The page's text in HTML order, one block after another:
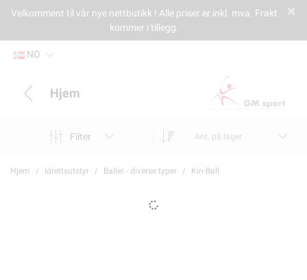
Velkomment til vår nye nettbutikk ! Alle priser er inkl. mva. Frakt
kommer i tillegg.
NO
Hjem
Filter Ant. på lager
Hjem Idrettsutstyr Baller - diverse typer Kin-Ball